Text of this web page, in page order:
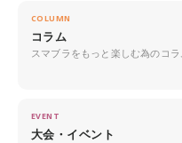
COLUMN
コラム
スマブラをもっと楽しむ為のコ
EVENT
大会・イベント